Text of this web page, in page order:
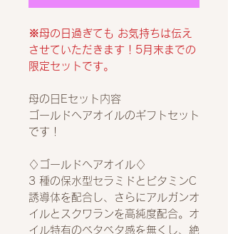
※母の日過ぎても お気持ちは伝え
させていただきます！5月末までの
限定セットです。
母の日Eセット内容
ゴールドヘアオイルのギフトセット
です！
♢ゴールドヘアオイル♢
3 種の保水型セラミドとビタミンC
誘導体を配合し、さらにアルガンオ
イルとスクワランを高純度配合。オ
イル特有のベタベタ感を無くし、絶